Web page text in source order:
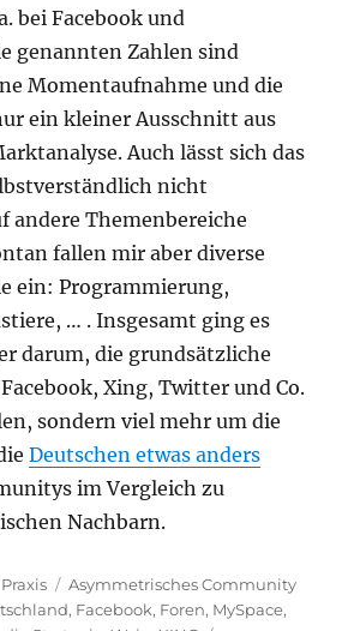
bei Facebook und
genannten Zahlen sind
Momentaufnahme und die
ein kleiner Ausschnitt aus
Auch lässt sich das
nicht
andere Themenbereiche
fallen mir aber diverse
ein: Programmierung,
… . Insgesamt ging es
darum, die grundsätzliche
Xing, Twitter und Co.
sondern viel mehr um die
Deutschen etwas anders
im Vergleich zu
Nachbarn.
Kategorien
Praxis Schlagwörter
Asymmetrisches Community
, Facebook, Foren, MySpace,